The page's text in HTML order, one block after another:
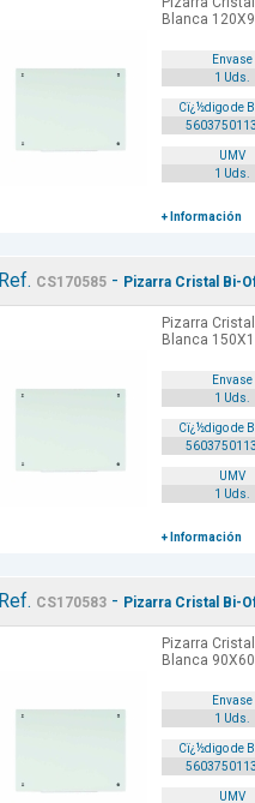
Blanca
Envase
1 Uds.
Cï¿½digo de
UMV
1 Uds.
+ Información
Ref. CS170585 - Pizarra Cristal Bi-
Pizarra
Blanca
Envase
1 Uds.
Cï¿½digo de
UMV
1 Uds.
+ Información
Ref. CS170583 - Pizarra Cristal Bi-
Pizarra
Blanca
Envase
1 Uds.
Cï¿½digo de
UMV